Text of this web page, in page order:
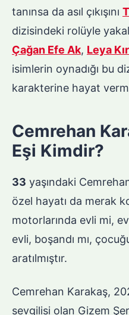
tanınsa da asıl çıkışını
dizisindeki rolüyle
Çağan Efe Ak, Leya
isimlerin oynadığı bu
karakterine hayat
Cemrehan
Eşi Kimdir?
33 yaşındaki
özel hayatı da merak
motorlarında evli mi,
evli, boşandı mı,
aratılmıştır.
Cemrehan Karakaş,
sevgilisi olan Gizem